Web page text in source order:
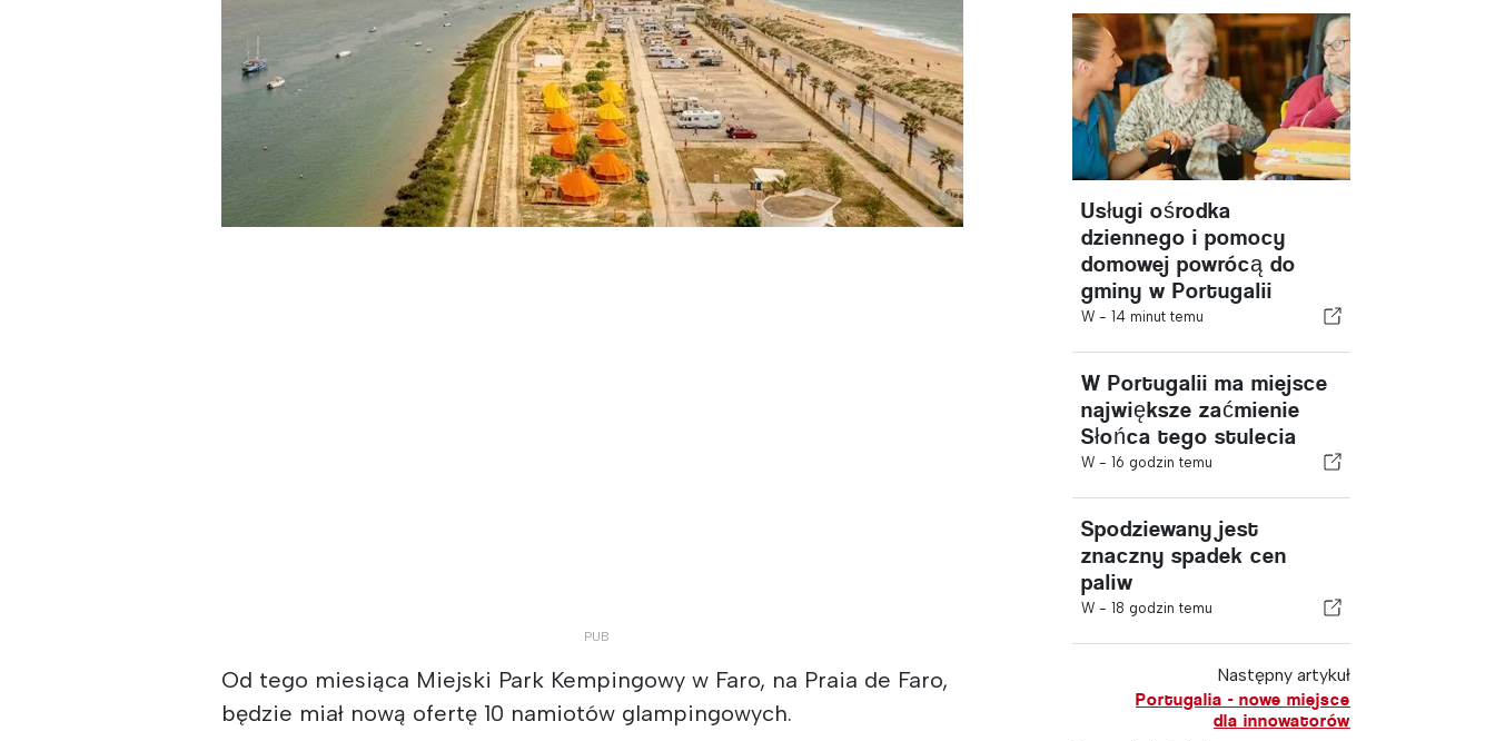
Od tego miesiąca Miejski Park Kempingowy w Faro, na Praia de Faro,
będzie miał nową ofertę 10 namiotów glampingowych.
Usługi ośrodka
dziennego i pomocy
domowej powrócą do
gminy w Portugalii
W - 14 minut temu
W Portugalii ma miejsce
największe zaćmienie
Słońca tego stulecia
W - 16 godzin temu
Spodziewany jest
znaczny spadek cen
paliw
W - 18 godzin temu
Następny artykuł
Portugalia - nowe miejsce
dla innowatorów